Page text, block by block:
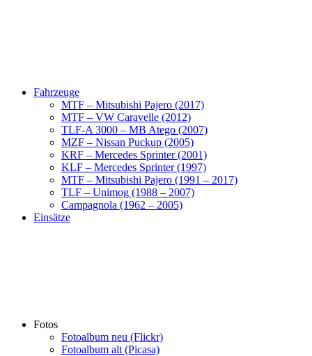
Fahrzeuge
MTF – Mitsubishi Pajero (2017)
MTF – VW Caravelle (2012)
TLF-A 3000 – MB Atego (2007)
MZF – Nissan Puckup (2005)
KRF – Mercedes Sprinter (2001)
KLF – Mercedes Sprinter (1997)
MTF – Mitsubishi Pajero (1991 – 2017)
TLF – Unimog (1988 – 2007)
Campagnola (1962 – 2005)
Einsätze
Fotos
Fotoalbum neu (Flickr)
Fotoalbum alt (Picasa)